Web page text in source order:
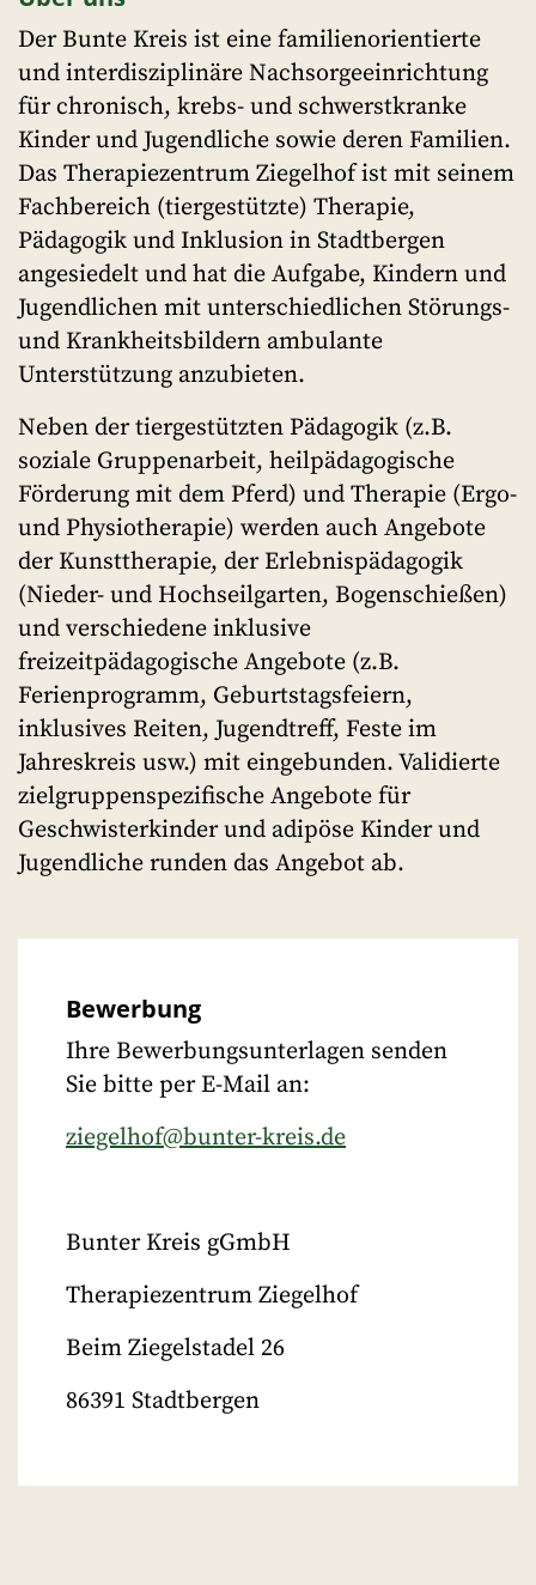
Der Bunte Kreis ist eine familienorientierte
und interdisziplinäre Nachsorgeeinrichtung
für chronisch, krebs- und schwerstkranke
Kinder und Jugendliche sowie deren Familien.
Das Therapiezentrum Ziegelhof ist mit seinem
Fachbereich (tiergestützte) Therapie,
Pädagogik und Inklusion in Stadtbergen
angesiedelt und hat die Aufgabe, Kindern und
Jugendlichen mit unterschiedlichen Störungs-
und Krankheitsbildern ambulante
Unterstützung anzubieten.
Neben der tiergestützten Pädagogik (z.B.
soziale Gruppenarbeit, heilpädagogische
Förderung mit dem Pferd) und Therapie (Ergo-
und Physiotherapie) werden auch Angebote
der Kunsttherapie, der Erlebnispädagogik
(Nieder- und Hochseilgarten, Bogenschießen)
und verschiedene inklusive
freizeitpädagogische Angebote (z.B.
Ferienprogramm, Geburtstagsfeiern,
inklusives Reiten, Jugendtreff, Feste im
Jahreskreis usw.) mit eingebunden. Validierte
zielgruppenspezifische Angebote für
Geschwisterkinder und adipöse Kinder und
Jugendliche runden das Angebot ab.
Bewerbung
Ihre Bewerbungsunterlagen senden
Sie bitte per E-Mail an:
ziegelhof@bunter-kreis.de
Bunter Kreis gGmbH
Therapiezentrum Ziegelhof
Beim Ziegelstadel 26
86391 Stadtbergen